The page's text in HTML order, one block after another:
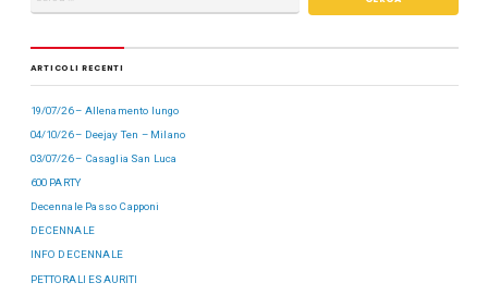
ARTICOLI RECENTI
19/07/26 – Allenamento lungo
04/10/26 – Deejay Ten – Milano
03/07/26 – Casaglia San Luca
600 PARTY
Decennale Passo Capponi
DECENNALE
INFO DECENNALE
PETTORALI ESAURITI